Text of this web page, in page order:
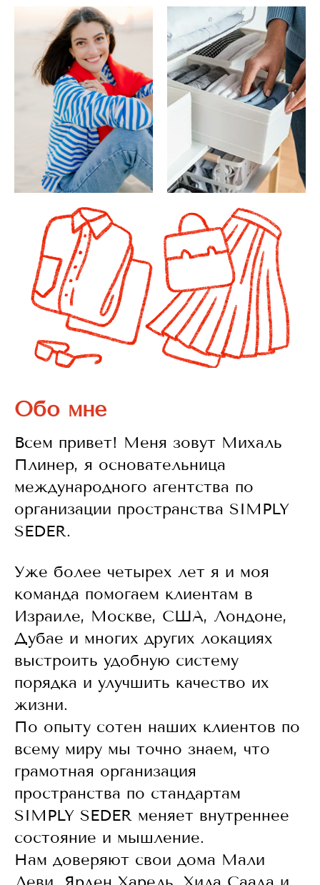
Обо мне
Всем привет! Меня зовут Михаль
Плинер, я основательница
международного агентства по
организации пространства SIMPLY
SEDER.
Уже более четырех лет я и моя
команда помогаем клиентам в
Израиле, Москве, США, Лондоне,
Дубае и многих других локациях
выстроить удобную систему
порядка и улучшить качество их
жизни.
По опыту сотен наших клиентов по
всему миру мы точно знаем, что
грамотная организация
пространства по стандартам
SIMPLY SEDER меняет внутреннее
состояние и мышление.
Нам доверяют свои дома Мали